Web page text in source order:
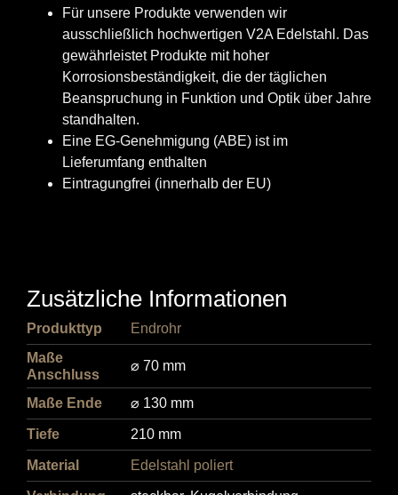
Für unsere Produkte verwenden wir
ausschließlich hochwertigen V2A Edelstahl. Das
gewährleistet Produkte mit hoher
Korrosionsbeständigkeit, die der täglichen
Beanspruchung in Funktion und Optik über Jahre
standhalten.
Eine EG-Genehmigung (ABE) ist im
Lieferumfang enthalten
Eintragungfrei (innerhalb der EU)
Zusätzliche Informationen
Produkttyp
Endrohr
Maße
Anschluss
⌀ 70 mm
Maße Ende ⌀ 130 mm
Tiefe 210 mm
Material Edelstahl poliert